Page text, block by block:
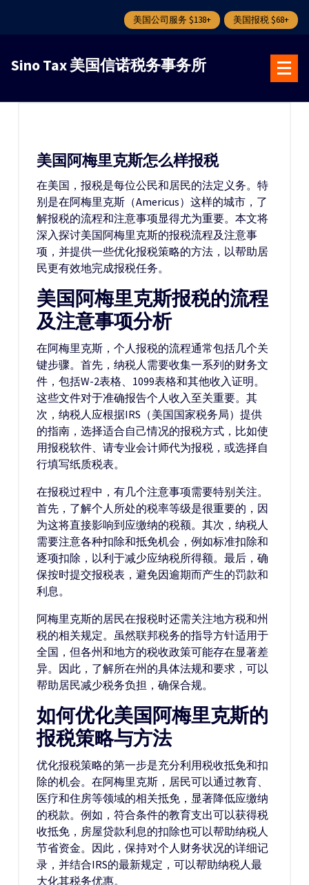
美国公司服务 $138+ 美国报税 $68+
Sino Tax 美国信诺税务事务所
美国阿梅里克斯怎么样报税
在美国，报税是每位公民和居民的法定义务。特
别是在阿梅里克斯（Americus）这样的城市，了
解报税的流程和注意事项显得尤为重要。本文将
深入探讨美国阿梅里克斯的报税流程及注意事
项，并提供一些优化报税策略的方法，以帮助居
民更有效地完成报税任务。
美国阿梅里克斯报税的流程
及注意事项分析
在阿梅里克斯，个人报税的流程通常包括几个关
键步骤。首先，纳税人需要收集一系列的财务文
件，包括W-2表格、1099表格和其他收入证明。
这些文件对于准确报告个人收入至关重要。其
次，纳税人应根据IRS（美国国家税务局）提供
的指南，选择适合自己情况的报税方式，比如使
用报税软件、请专业会计师代为报税，或选择自
行填写纸质税表。
在报税过程中，有几个注意事项需要特别关注。
首先，了解个人所处的税率等级是很重要的，因
为这将直接影响到应缴纳的税额。其次，纳税人
需要注意各种扣除和抵免机会，例如标准扣除和
逐项扣除，以利于减少应纳税所得额。最后，确
保按时提交报税表，避免因逾期而产生的罚款和
利息。
阿梅里克斯的居民在报税时还需关注地方税和州
税的相关规定。虽然联邦税务的指导方针适用于
全国，但各州和地方的税收政策可能存在显著差
异。因此，了解所在州的具体法规和要求，可以
帮助居民减少税务负担，确保合规。
如何优化美国阿梅里克斯的
报税策略与方法
优化报税策略的第一步是充分利用税收抵免和扣
除的机会。在阿梅里克斯，居民可以通过教育、
医疗和住房等领域的相关抵免，显著降低应缴纳
的税款。例如，符合条件的教育支出可以获得税
收抵免，房屋贷款利息的扣除也可以帮助纳税人
节省资金。因此，保持对个人财务状况的详细记
录，并结合IRS的最新规定，可以帮助纳税人最
大化其税务优惠。